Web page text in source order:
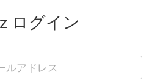
ログイン